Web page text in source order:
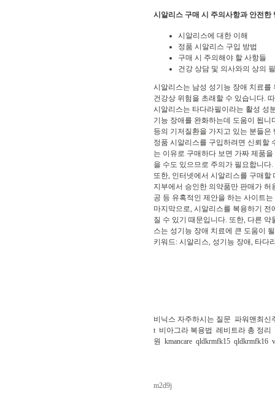
시알리스 구매 시 주의사항과 안전한
시알리스에 대한 이해
정품 시알리스 구입 방법
구매 시 주의해야 할 사항들
건강 상담 및 의사와의 상의
시알리스는 남성 성기능 장애 치료
건강상 위험을 초래할 수 있습니다.
시알리스는 타다라필이라는 활성 성
기능 장애를 완화하는데 도움이 됩
등의 기저질환을 가지고 있는 분들
정품 시알리스를 구입하려면 신뢰할
는 이유로 구매하다 보면 가짜 제품
을 수도 있으므로 주의가 필요합니다.
또한, 인터넷에서 시알리스를 구매
지부에서 승인한 의약품만 판매가
공 등 유혹적인 제안을 하는 사이트
마지막으로, 시알리스를 복용하기
질 수 있기 때문입니다. 또한, 다른
스는 성기능 장애 치료에 큰 도움이
키워드: 시알리스, 성기능 장애, 타다
비닉스 자주하시는 질문 파워맨최신
t 비아그라 복용법 레비트라 총 정리
원 kmancare qldkrmfk15 qldkrmfk16
m2d9j